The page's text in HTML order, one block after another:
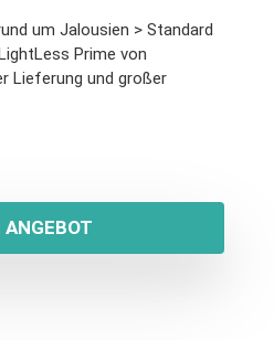
um Jalousien > Standard
Prime von
Lieferung und großer
ANGEBOT